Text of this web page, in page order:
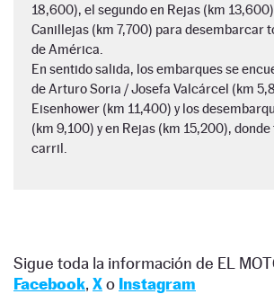
18,600), el segundo en Rejas (km
Canillejas (km 7,700) para desembarcar
de América.
En sentido salida, los embarques se
de Arturo Soria / Josefa Valcárcel (km
Eisenhower (km 11,400) y los
(km 9,100) y en Rejas (km 15,200),
carril.
Sigue toda la información de EL
Facebook, Xo Instagram